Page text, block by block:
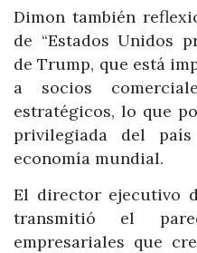
Dimon también
de “Estados Unidos
de Trump, que está
a socios
estratégicos, lo que
privilegiada del
economía mundial.
El director ejecutivo
transmitió el
empresariales que